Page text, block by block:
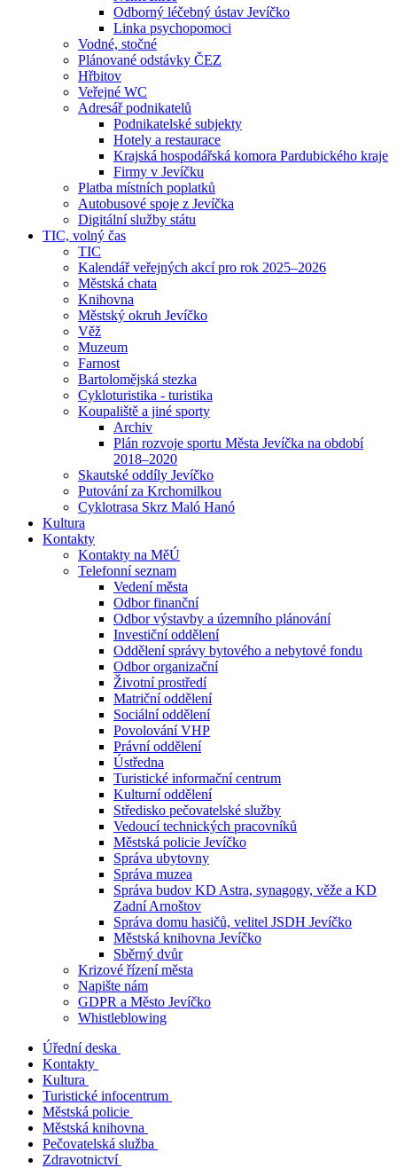
Odborný léčebný ústav Jevíčko
Linka psychopomoci
Vodné, stočné
Plánované odstávky ČEZ
Hřbitov
Veřejné WC
Adresář podnikatelů
Podnikatelské subjekty
Hotely a restaurace
Krajská hospodářská komora Pardubického kraje
Firmy v Jevíčku
Platba místních poplatků
Autobusové spoje z Jevíčka
Digitální služby státu
TIC, volný čas
TIC
Kalendář veřejných akcí pro rok 2025–2026
Městská chata
Knihovna
Městský okruh Jevíčko
Věž
Muzeum
Farnost
Bartolomějská stezka
Cykloturistika - turistika
Koupaliště a jiné sporty
Archiv
Plán rozvoje sportu Města Jevíčka na období
2018–2020
Skautské oddíly Jevíčko
Putování za Krchomilkou
Cyklotrasa Skrz Maló Hanó
Kultura
Kontakty
Kontakty na MěÚ
Telefonní seznam
Vedení města
Odbor finanční
Odbor výstavby a územního plánování
Investiční oddělení
Oddělení správy bytového a nebytové fondu
Odbor organizační
Životní prostředí
Matriční oddělení
Sociální oddělení
Povolování VHP
Právní oddělení
Ústředna
Turistické informační centrum
Kulturní oddělení
Středisko pečovatelské služby
Vedoucí technických pracovníků
Městská policie Jevíčko
Správa ubytovny
Správa muzea
Správa budov KD Astra, synagogy, věže a KD
Zadní Arnoštov
Správa domu hasičů, velitel JSDH Jevíčko
Městská knihovna Jevíčko
Sběrný dvůr
Krizové řízení města
Napište nám
GDPR a Město Jevíčko
Whistleblowing
Úřední deska
Kontakty
Kultura
Turistické infocentrum
Městská policie
Městská knihovna
Pečovatelská služba
Zdravotnictví